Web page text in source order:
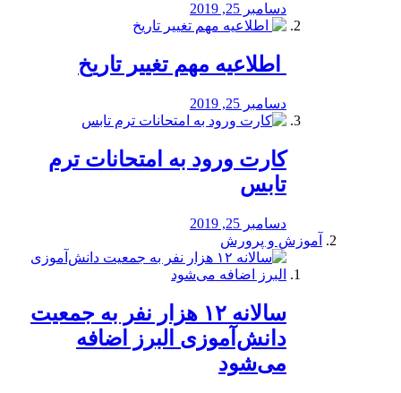
دسامبر 25, 2019
️ اطلاعیه مهم تغییر تاریخ
دسامبر 25, 2019
کارت ورود به امتحانات ترم
تابس
دسامبر 25, 2019
آموزش و پرورش
️سالانه ۱۲ هزار نفر به جمعیت
دانش‌آموزی البرز اضافه
می‌شود